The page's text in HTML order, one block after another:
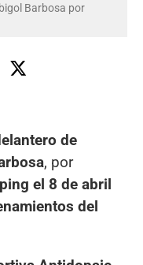
Barbosa por
de
, por
el 8 de abril
del